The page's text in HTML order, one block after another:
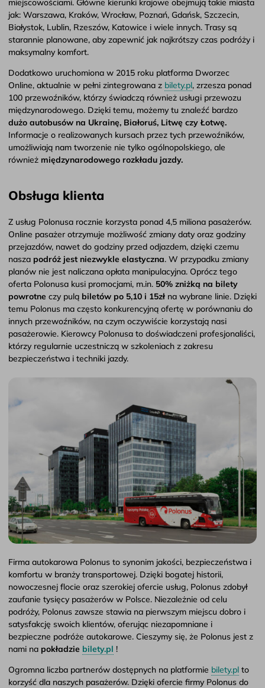
miejscowościami. Główne kierunki krajowe obejmują takie miasta
jak: Warszawa, Kraków, Wrocław, Poznań, Gdańsk, Szczecin,
Białystok, Lublin, Rzeszów, Katowice i wiele innych. Trasy są
starannie planowane, aby zapewnić jak najkrótszy czas podróży i
maksymalny komfort.
Dodatkowo uruchomiona w 2015 roku platforma Dworzec
Online, aktualnie w pełni zintegrowana z bilety.pl, zrzesza ponad
100 przewoźników, którzy świadczą również usługi przewozu
międzynarodowego. Dzięki temu, możemy tu znaleźć bardzo
dużo autobusów na Ukrainę, Białoruś, Litwę czy Łotwę.
Informacje o realizowanych kursach przez tych przewoźników,
umożliwiają nam tworzenie nie tylko ogólnopolskiego, ale
również międzynarodowego rozkładu jazdy.
Obsługa klienta
Z usług Polonusa rocznie korzysta ponad 4,5 miliona pasażerów.
Online pasażer otrzymuje możliwość zmiany daty oraz godziny
przejazdów, nawet do godziny przed odjazdem, dzięki czemu
nasza podróż jest niezwykle elastyczna. W przypadku zmiany
planów nie jest naliczana opłata manipulacyjna. Oprócz tego
oferta Polonusa kusi promocjami, m.in. 50% zniżką na bilety
powrotne czy pulą biletów po 5,10 i 15zł na wybrane linie. Dzięki
temu Polonus ma często konkurencyjną ofertę w porównaniu do
innych przewoźników, na czym oczywiście korzystają nasi
pasażerowie. Kierowcy Polonusa to doświadczeni profesjonaliści,
którzy regularnie uczestniczą w szkoleniach z zakresu
bezpieczeństwa i techniki jazdy.
Firma autokarowa Polonus to synonim jakości, bezpieczeństwa i
komfortu w branży transportowej. Dzięki bogatej historii,
nowoczesnej flocie oraz szerokiej ofercie usług, Polonus zdobył
zaufanie tysięcy pasażerów w Polsce. Niezależnie od celu
podróży, Polonus zawsze stawia na pierwszym miejscu dobro i
satysfakcję swoich klientów, oferując niezapomniane i
bezpieczne podróże autokarowe. Cieszymy się, że Polonus jest z
nami na pokładzie bilety.pl !
Ogromna liczba partnerów dostępnych na platformie bilety.pl to
korzyść dla naszych pasażerów. Dzięki ofercie firmy Polonus do